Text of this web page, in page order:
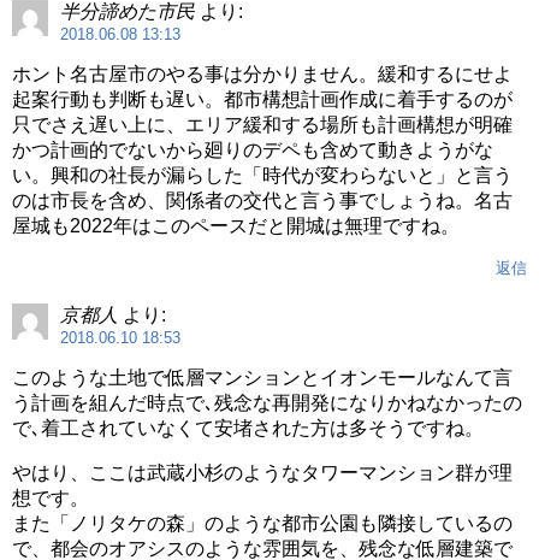
半分諦めた市民 より:
2018.06.08 13:13
ホント名古屋市のやる事は分かりません。緩和するにせよ
起案行動も判断も遅い。都市構想計画作成に着手するのが
只でさえ遅い上に、エリア緩和する場所も計画構想が明確
かつ計画的でないから廻りのデペも含めて動きようがな
い。興和の社長が漏らした「時代が変わらないと」と言う
のは市長を含め、関係者の交代と言う事でしょうね。名古
屋城も2022年はこのペースだと開城は無理ですね。
返信
京都人 より:
2018.06.10 18:53
このような土地で低層マンションとイオンモールなんて言
う計画を組んだ時点で､残念な再開発になりかねなかったの
で､着工されていなくて安堵された方は多そうですね。
やはり、ここは武蔵小杉のようなタワーマンション群が理
想です。
また「ノリタケの森」のような都市公園も隣接しているの
で、都会のオアシスのような雰囲気を、残念な低層建築で